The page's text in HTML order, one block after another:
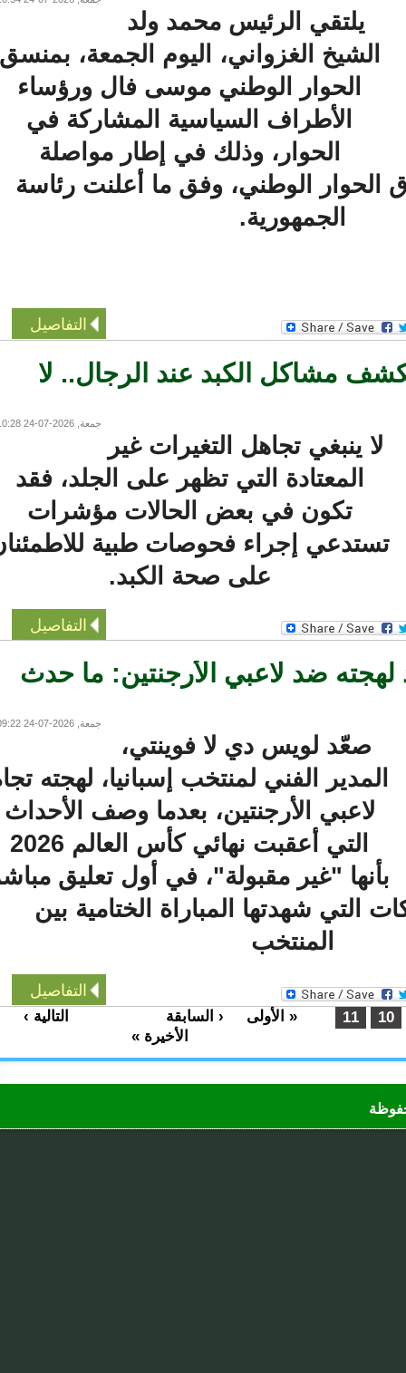
يلتقي الرئيس محمد ولد
الشيخ الغزواني، اليوم الجمعة، بمنسق
الحوار الوطني موسى فال ورؤساء
الأطراف السياسية المشاركة في
الحوار، وذلك في إطار مواصلة
الوطني، وفق ما أعلنت رئاسة
الجمهورية.
التفاصيل
مشاكل الكبد عند الرجال.. لا
جمعة, 2026-07-24 10:28
لا ينبغي تجاهل التغيرات غير
المعتادة التي تظهر على الجلد، فقد
تكون في بعض الحالات مؤشرات
إجراء فحوصات طبية للاطمئنان
على صحة الكبد.
التفاصيل
ضد لاعبي الأرجنتين: ما حدث
جمعة, 2026-07-24 09:22
صعّد لويس دي لا فوينتي،
الفني لمنتخب إسبانيا، لهجته تجاه
لاعبي الأرجنتين، بعدما وصف الأحداث
التي أعقبت نهائي كأس العالم 2026
"غير مقبولة"، في أول تعليق مباشر
التي شهدتها المباراة الختامية بين
المنتخب
التفاصيل
« الأولى ‹ السابقة
التالية ›
الأخيرة »